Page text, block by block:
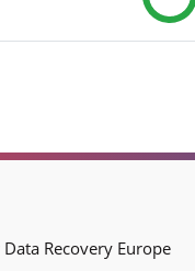
Recovery Europe